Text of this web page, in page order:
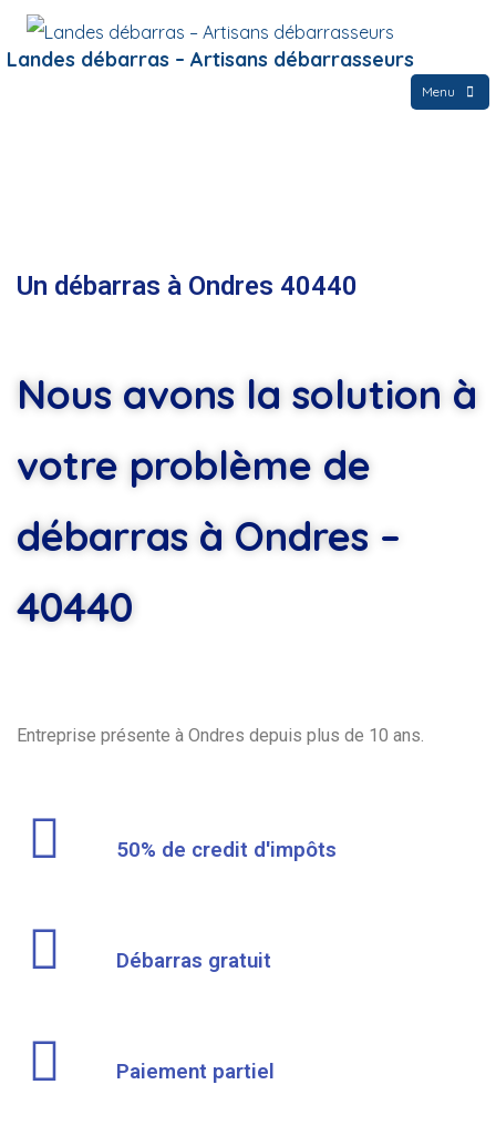
Landes débarras – Artisans débarrasseurs
Menu
Un débarras à Ondres 40440
Nous avons la solution à
votre problème de
débarras à Ondres –
40440
Entreprise présente à Ondres depuis plus de 10 ans.
50% de credit d'impôts
Débarras gratuit
Paiement partiel